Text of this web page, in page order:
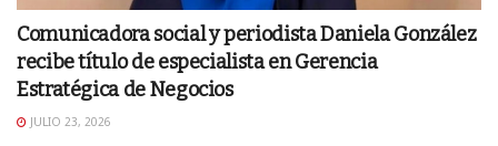
Comunicadora social y periodista Daniela González
recibe título de especialista en Gerencia
Estratégica de Negocios
JULIO 23, 2026